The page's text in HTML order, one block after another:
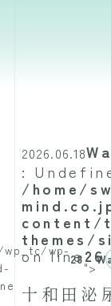
2026.06.18
:
/home/
content/
themes/
on line26
wp_tc/wp-
28
">
十和田泌